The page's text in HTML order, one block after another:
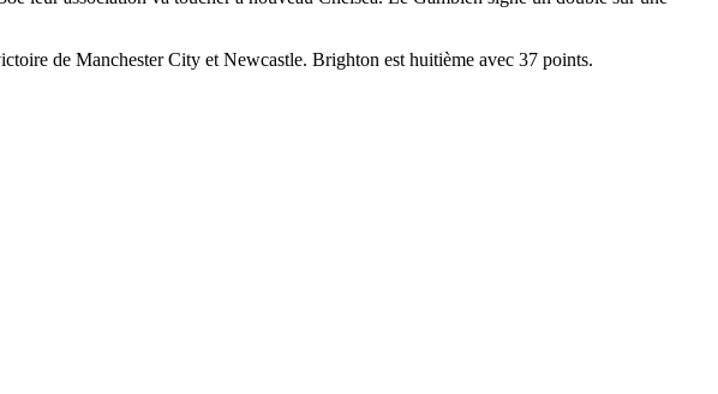
de Manchester City et Newcastle. Brighton est huitième avec 37 points.